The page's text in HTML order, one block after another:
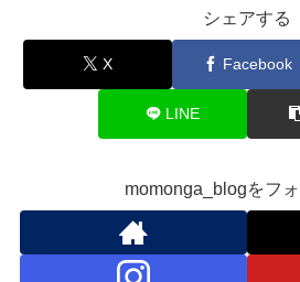
シェアする
X Facebook
LINE
momonga_blogをフ